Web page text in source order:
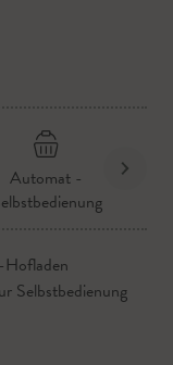
Automat -
Hofladen
Selbstbedienung